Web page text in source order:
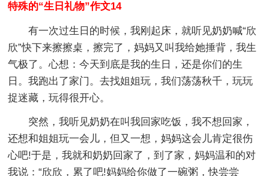
特殊的“生日礼物”作文14
有一次过生日的时候，我刚起床，就听见奶奶喊“欣
欣”快下来擦擦桌，擦完了，妈妈又叫我给她捶背，我生
气极了。心想：今天到底是我的生日，还是你们的生
日。我跑出了家门。去找姐姐玩，我们荡荡秋千，玩玩
捉迷藏，玩得很开心。
突然，我听见奶奶在叫我回家吃饭，我不想回家，
还想和姐姐玩一会儿，但又一想，妈妈这会儿肯定很伤
心吧!于是，我就和奶奶回家了，到了家，妈妈温和的对
我说：“欣欣，累了吧!妈妈给你做了一碗粥，快尝尝